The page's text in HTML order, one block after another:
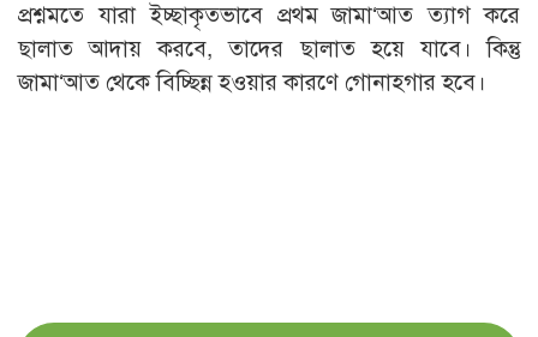
প্রশ্নমতে যারা ইচ্ছাকৃতভাবে প্রথম জামা‘আত ত্যাগ করে
ছালাত আদায় করবে, তাদের ছালাত হয়ে যাবে। কিন্তু
জামা‘আত থেকে বিচ্ছিন্ন হওয়ার কারণে গোনাহগার হবে।